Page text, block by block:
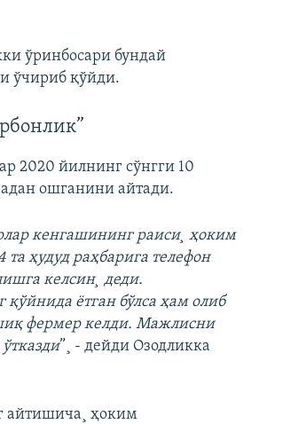
ўринбосари бундай
ўчириб қўйди.
2020 йилнинг сўнгги 10
ошганини айтади.
кенгашининг раиси¸ ҳоким
ҳудуд раҳбарига телефон
келсин¸ деди.
ëтган бўлса ҳам олиб
фермер келди. Мажлисни
”¸ - дейди Озодликка
айтишича¸ ҳоким